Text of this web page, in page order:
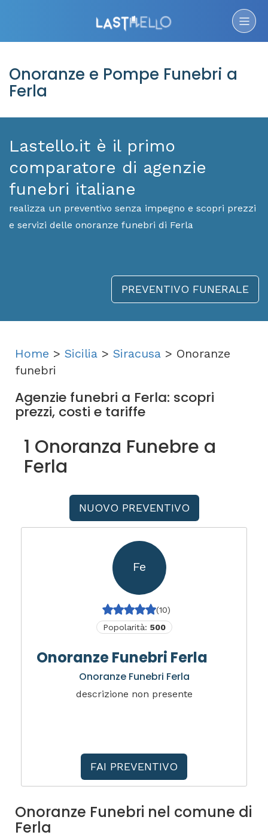
Onoranze e Pompe Funebri a
Ferla
Lastello.it è il primo
comparatore di agenzie
funebri italiane
realizza un preventivo senza impegno e scopri prezzi
e servizi delle onoranze funebri di Ferla
PREVENTIVO FUNERALE
Home > Sicilia > Siracusa > Onoranze
funebri
Agenzie funebri a Ferla: scopri
prezzi, costi e tariffe
1 Onoranza Funebre a
Ferla
NUOVO PREVENTIVO
Fe
(10)
Popolarità: 500
Onoranze Funebri Ferla
Onoranze Funebri Ferla
descrizione non presente
FAI PREVENTIVO
Onoranze Funebri nel comune di
Ferla